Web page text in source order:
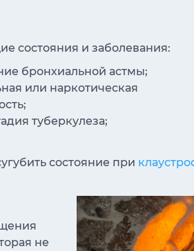
состояния и заболевания:
бронхиальной астмы;
или наркотическая
туберкулеза;
состояние при
не